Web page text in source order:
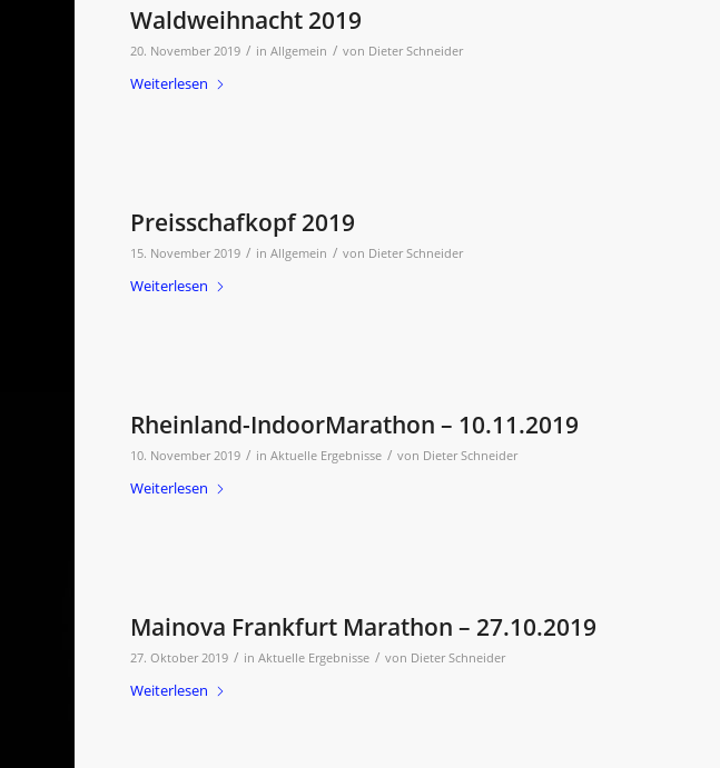
Waldweihnacht 2019
20. November 2019 / inAllgemein / von Dieter Schneider
Weiterlesen
Preisschafkopf 2019
15. November 2019 / inAllgemein / von Dieter Schneider
Weiterlesen
Rheinland-IndoorMarathon – 10.11.2019
10. November 2019 / inAktuelle Ergebnisse / von Dieter Schneider
Weiterlesen
Mainova Frankfurt Marathon – 27.10.2019
27. Oktober 2019 / inAktuelle Ergebnisse / von Dieter Schneider
Weiterlesen